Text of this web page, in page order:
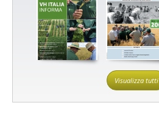
Visualizza tutti